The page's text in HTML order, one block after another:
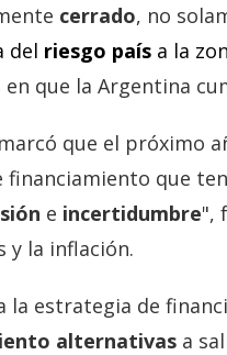
cerrado, no
del riesgo país a la
en que la Argentina
que el próximo
financiamiento que
e incertidumbre",
y la inflación.
la estrategia de
alternativas a